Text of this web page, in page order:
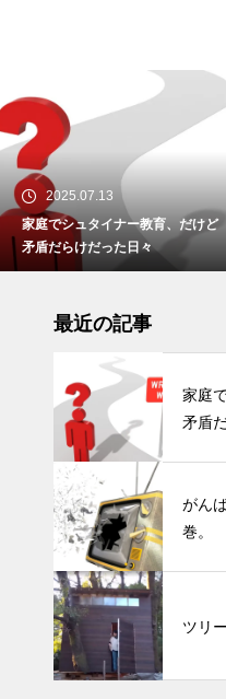
だけど
2025.07.12
がんばりすぎ育児、
巻。
最近の記事
家庭
矛盾
がん
巻。
ツリ